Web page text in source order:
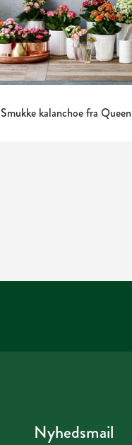
Smukke kalanchoe fra Queen
Nyhedsmail